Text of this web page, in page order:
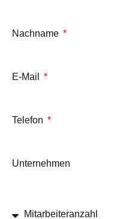
Nachname
E-Mail
Telefon
Unternehmen